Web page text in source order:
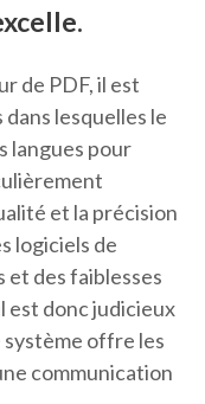
de PDF, il est
lesquelles le
langues pour
et la précision
logiciels de
des faiblesses
est donc judicieux
système offre les
communication